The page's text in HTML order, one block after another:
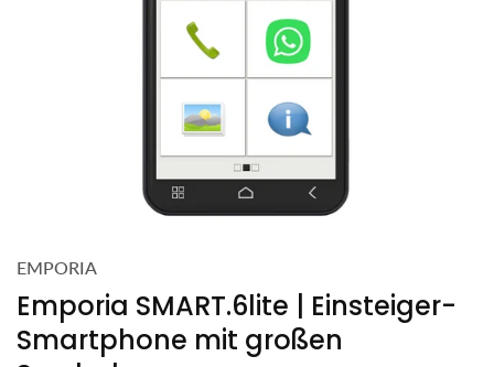
EMPORIA
Emporia SMART.6lite | Einsteiger-
Smartphone mit großen